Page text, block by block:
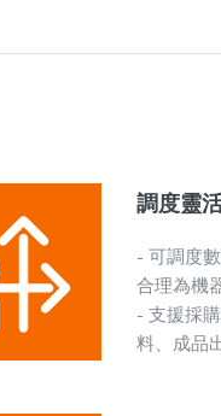
調度靈
- 可調度
合理為機
- 支援採
料、成品